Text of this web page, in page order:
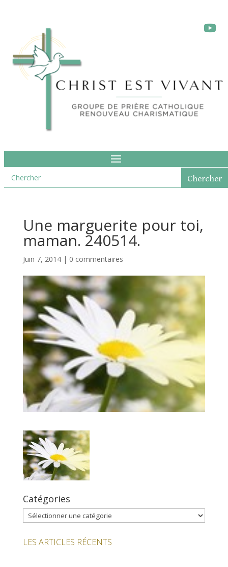
Une marguerite pour toi,
maman. 240514.
Juin 7, 2014| 0 commentaires
Catégories
Catégories
LES ARTICLES RÉCENTS